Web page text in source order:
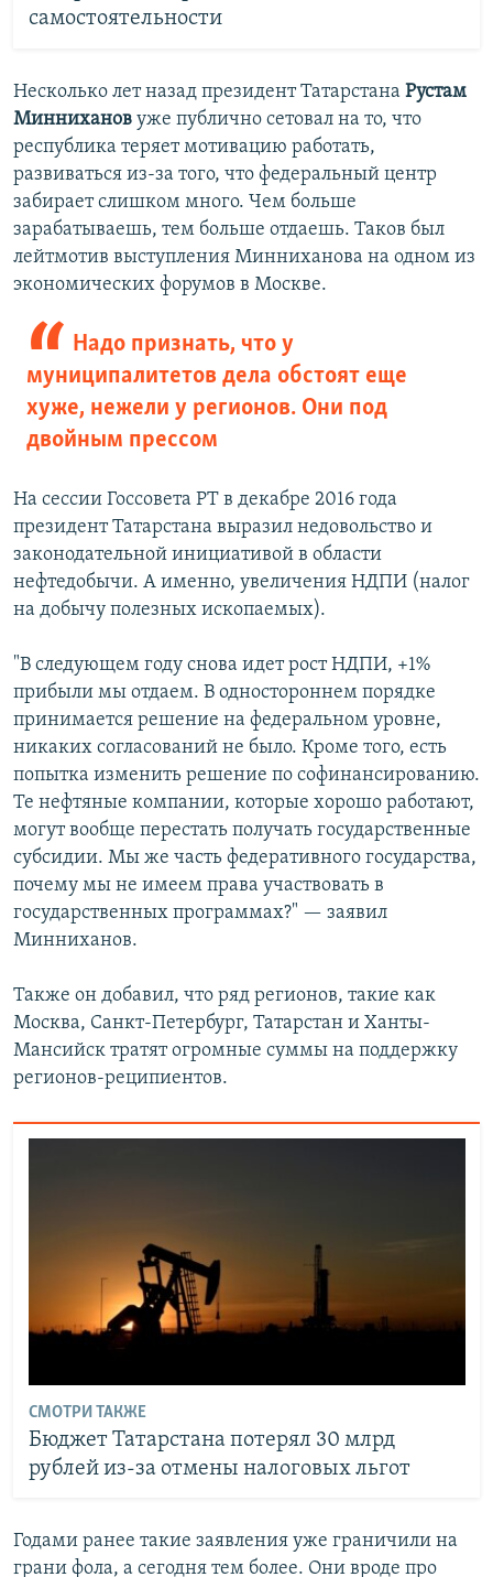
самостоятельности
Несколько лет назад президент Татарстана Рустам
Минниханов уже публично сетовал на то, что
республика теряет мотивацию работать,
развиваться из-за того, что федеральный центр
забирает слишком много. Чем больше
зарабатываешь, тем больше отдаешь. Таков был
лейтмотив выступления Минниханова на одном из
экономических форумов в Москве.
Надо признать, что у
муниципалитетов дела обстоят еще
хуже, нежели у регионов. Они под
двойным прессом
На сессии Госсовета РТ в декабре 2016 года
президент Татарстана выразил недовольство и
законодательной инициативой в области
нефтедобычи. А именно, увеличения НДПИ (налог
на добычу полезных ископаемых).
"В следующем году снова идет рост НДПИ, +1%
прибыли мы отдаем. В одностороннем порядке
принимается решение на федеральном уровне,
никаких согласований не было. Кроме того, есть
попытка изменить решение по софинансированию.
Те нефтяные компании, которые хорошо работают,
могут вообще перестать получать государственные
субсидии. Мы же часть федеративного государства,
почему мы не имеем права участвовать в
государственных программах?" — заявил
Минниханов.
Также он добавил, что ряд регионов, такие как
Москва, Санкт-Петербург, Татарстан и Ханты-
Мансийск тратят огромные суммы на поддержку
регионов-реципиентов.
СМОТРИ ТАКЖЕ
Бюджет Татарстана потерял 30 млрд
рублей из-за отмены налоговых льгот
Годами ранее такие заявления уже граничили на
грани фола, а сегодня тем более. Они вроде про